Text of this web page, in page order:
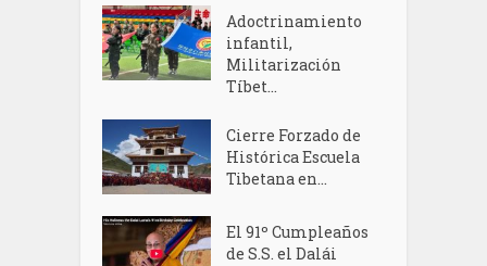
Adoctrinamiento
infantil,
Militarización
Tíbet...
Cierre Forzado de
Histórica Escuela
Tibetana en...
El 91º Cumpleaños
de S.S. el Dalái